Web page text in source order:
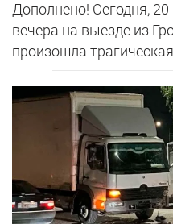
Дополнено! Сегодня,
вечера на выезде из
произошла